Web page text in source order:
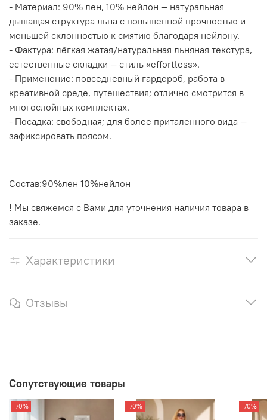
- Материал: 90% лен, 10% нейлон — натуральная
дышащая структура льна с повышенной прочностью и
меньшей склонностью к смятию благодаря нейлону.
- Фактура: лёгкая жатая/натуральная льняная текстура,
естественные складки — стиль «effortless».
- Применение: повседневный гардероб, работа в
креативной среде, путешествия; отлично смотрится в
многослойных комплектах.
- Посадка: свободная; для более приталенного вида —
зафиксировать поясом.
Состав:90%лен 10%нейлон
! Мы свяжемся с Вами для уточнения наличия товара в
заказе.
Характеристики
Отзывы
Сопутствующие товары
-70% -70% -70%